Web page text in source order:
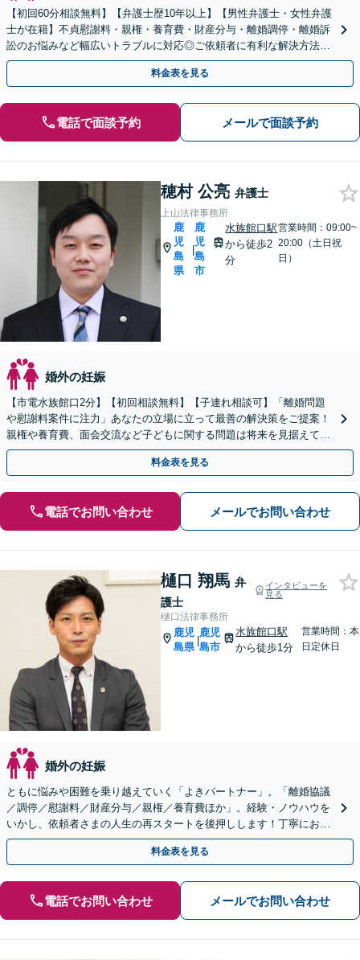
【初回60分相談無料】【弁護士歴10年以上】【男性弁護士・女性弁護
士が在籍】不貞慰謝料・親権・養育費・財産分与・離婚調停・離婚訴
訟のお悩みなど幅広いトラブルに対応◎ご依頼者に有利な解決方法を
ご提案します！【キッズスペース有り】【駐車場有り】
料金表を見る
電話で面談予約 メールで面談予約
穂村 公亮 弁護士
上山法律事務所
鹿
児
島
県
|
鹿
児
島
市
水族館口駅
から徒歩2
分
営業時間：09:00~
20:00（土日祝
日）
婚外の妊娠
【市電水族館口2分】【初回相談無料】【子連れ相談可】「離婚問題
や慰謝料案件に注力」あなたの立場に立って最善の解決策をご提案！
親権や養育費、面会交流など子どもに関する問題は将来を見据えて丁
寧に対応「安心の費用体系／経済状況に応じて柔軟に対応」
料金表を見る
電話でお問い合わせ メールでお問い合わせ
樋口 翔馬 弁
護士
インタビューを
見る
樋口法律事務所
鹿児
島県
|
鹿児
島市
水族館口駅
から徒歩1分
営業時間：本
日定休日
婚外の妊娠
ともに悩みや困難を乗り越えていく「よきパートナー」。「離婚協議
／調停／慰謝料／財産分与／親権／養育費ほか」。経験・ノウハウを
いかし、依頼者さまの人生の再スタートを後押しします！丁寧にお話
をうかがい総合的にベストな解決へ【完全個室相談】
料金表を見る
電話でお問い合わせ メールでお問い合わせ